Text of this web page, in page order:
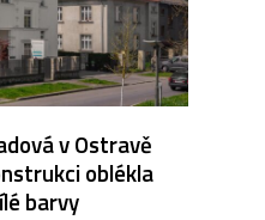
v Ostravě
oblékla
barvy